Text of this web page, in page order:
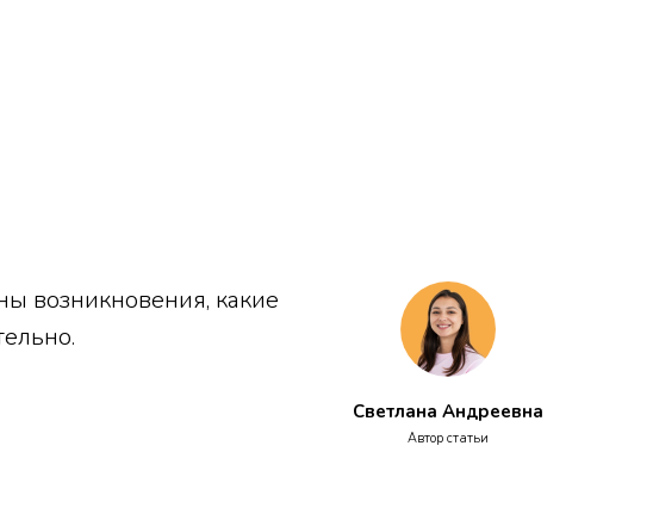
возникновения, какие
Светлана Андреевна
Автор статьи